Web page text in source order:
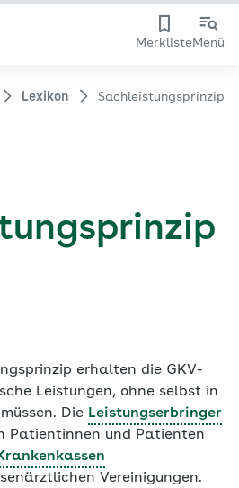
MerklisteMenü
Lexikon Sachleistungsprinzip
erhalten die GKV-
Leistungen, ohne selbst in
Die Leistungserbringer
Patientinnen und Patienten
Vereinigungen.